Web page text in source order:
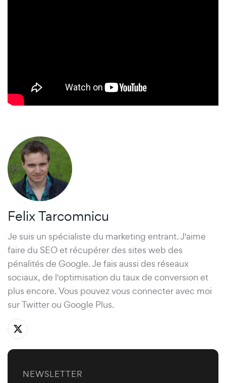
Felix Tarcomnicu
Je suis un spécialiste du marketing entrant. J'aime
faire du SEO et récupérer des sites web des
pénalités de Google. Je fais aussi des réseaux
sociaux, de l'optimisation du taux de conversion et
plus encore. Vous pouvez vous connecter avec moi
surTwitterou Google Plus.
NEWSLETTER